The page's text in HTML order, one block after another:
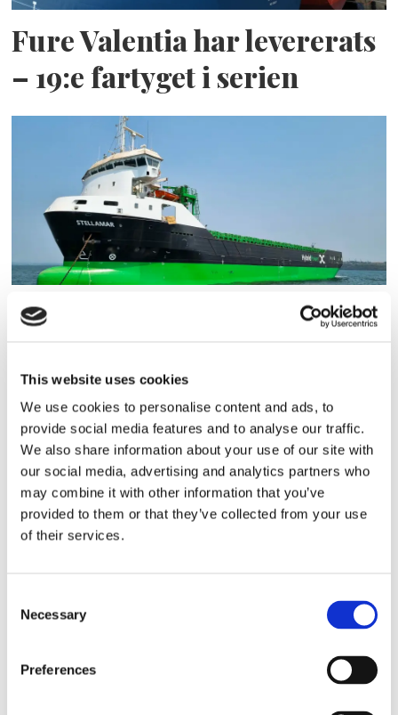
This website uses cookies
We use cookies to personalise content and ads, to
provide social media features and to analyse our traffic.
We also share information about your use of our site with
our social media, advertising and analytics partners who
may combine it with other information that you’ve
provided to them or that they’ve collected from your use
of their services.
Selection
Necessary
Preferences
Fure Valentia har levererats
– 19:e fartyget i serien
ESL Shipping tar steget mot
Finnlines ökar vinsten trots
högt kostnadstryck